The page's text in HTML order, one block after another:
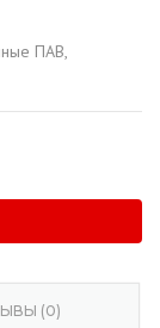
ПАВ,
(0)